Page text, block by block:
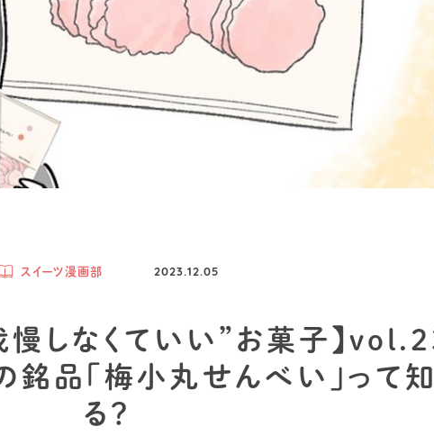
スイーツ漫画部 2023.12.05
慢しなくていい”お菓子】
銘品「梅小丸せんべい」って
る？